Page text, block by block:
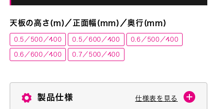
天板の高さ(m)／正面幅(mm)／奥行(mm)
0.5／500／400 0.5／600／400 0.6／500／400
0.6／600／400 0.7／500／400
製品仕様 仕様表を見る